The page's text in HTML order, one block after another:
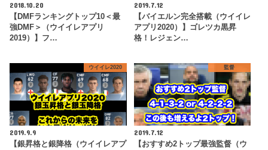
2018.10.20
【DMFランキングトップ10＜最
強DMF＞（ウイイレアプリ
2019）】フ…
2019.7.12
【バイエルン完全搭載（ウイイレ
アプリ2020）】ゴレツカ黒昇
格！レジェン…
ウイイレ2020
2019.9.9
【銀昇格と銀降格（ウイイレアプ
監督
2019.7.12
【おすすめ2トップ最強監督（ウ